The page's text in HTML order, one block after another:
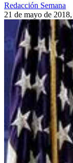
Redacción Semana
21 de mayo de